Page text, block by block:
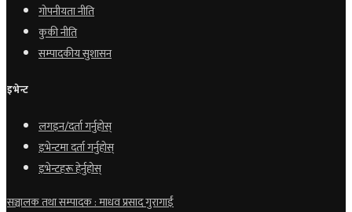
गोपनीयता नीति
कुकी नीति
सम्पादकीय सुशासन
इभेन्ट
लगइन/दर्ता गर्नुहोस्
इभेन्टमा दर्ता गर्नुहोस्
इभेन्टहरू हेर्नुहोस्
सञ्चालक तथा सम्पादक : माधव प्रसाद गुरागाईं